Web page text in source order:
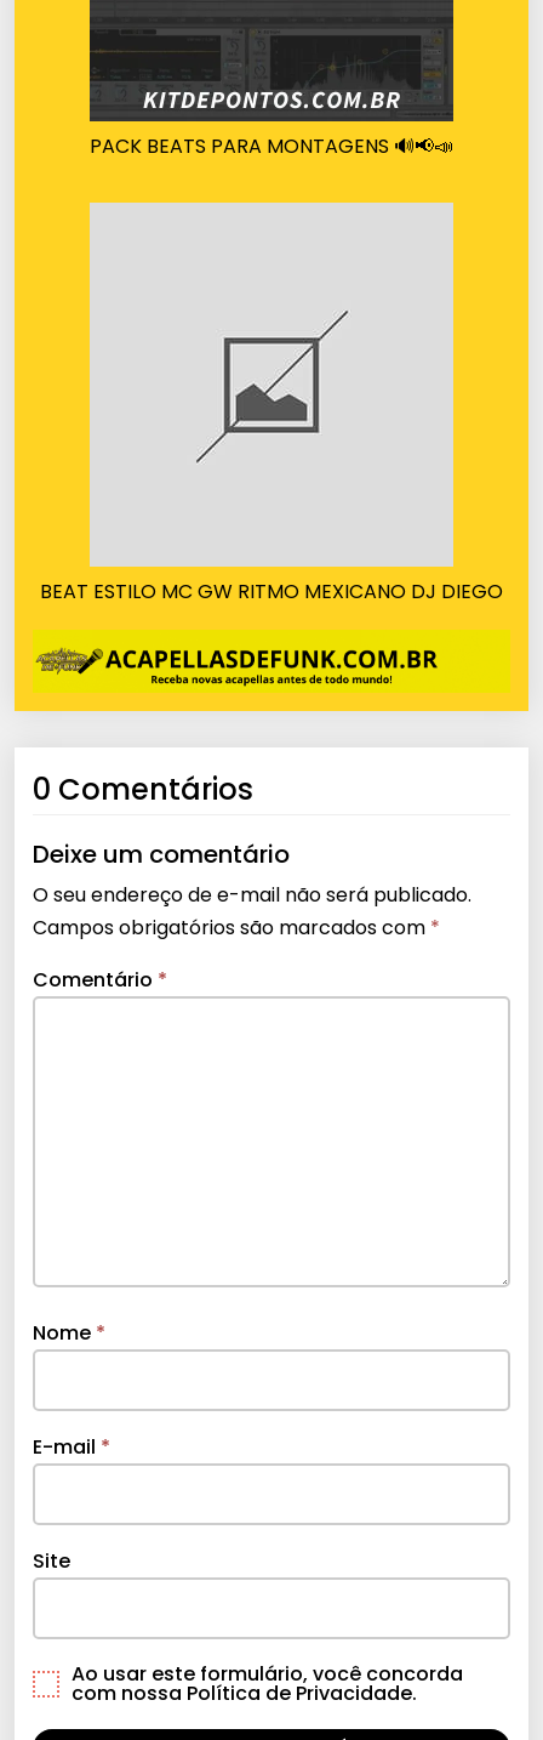
PACK BEATS PARA MONTAGENS 🔊📢📣
BEAT ESTILO MC GW RITMO MEXICANO DJ DIEGO
0 Comentários
Deixe um comentário
O seu endereço de e-mail não será publicado.
Campos obrigatórios são marcados com *
Comentário *
Nome *
E-mail *
Site
Ao usar este formulário, você concorda
com nossa Política de Privacidade.